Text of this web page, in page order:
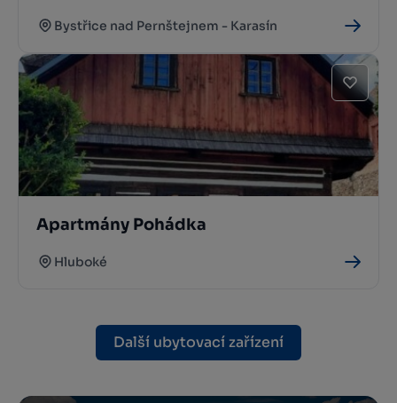
Bystřice nad Pernštejnem - Karasín
Apartmány Pohádka
Hluboké
Další ubytovací zařízení